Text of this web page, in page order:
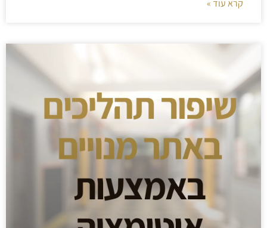
קרא עוד »